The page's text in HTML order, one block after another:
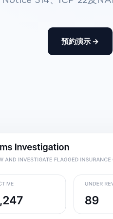
預約演示 →